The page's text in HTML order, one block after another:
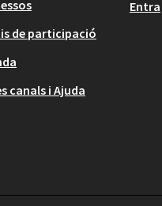
de participació
canals i Ajuda
Entra